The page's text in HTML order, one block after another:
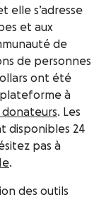
elle s’adresse
et aux
de
de personnes
ont été
à
. Les
disponibles 24
pas à
.
des outils